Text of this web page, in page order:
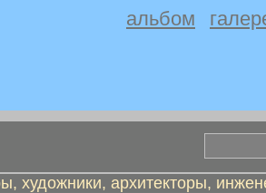
альбом
художники, архитекторы,